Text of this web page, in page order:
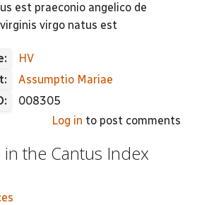
est praeconio angelico de
virgo natus est
HV
Assumptio Mariae
008305
Log in to post comments
the Cantus Index